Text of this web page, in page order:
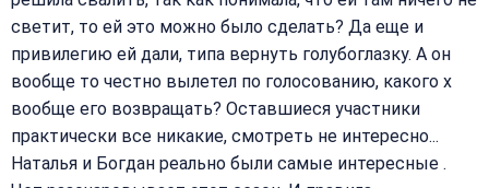
светит, то ей это можно было сделать? Да еще и
привилегию ей дали, типа вернуть голубоглазку. А он
вообще то честно вылетел по голосованию, какого х
вообще его возвращать? Оставшиеся участники
практически все никакие, смотреть не интересно...
Наталья и Богдан реально были самые интересные .